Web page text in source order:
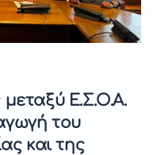
Ε.Σ.Ο.Α.
του
και της